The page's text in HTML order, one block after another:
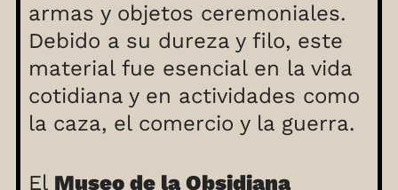
armas y objetos ceremoniales.
Debido a su dureza y filo, este
material fue esencial en la vida
cotidiana y en actividades como
la caza, el comercio y la guerra.
El Museo de la Obsidiana